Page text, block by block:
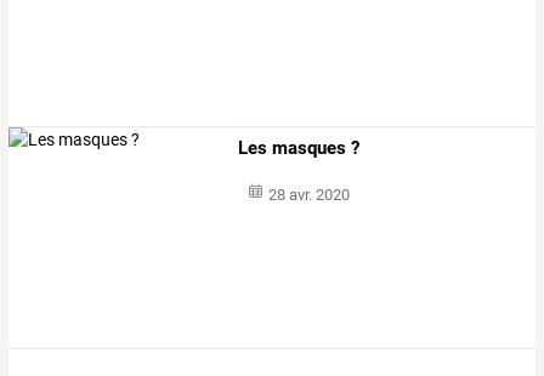
Les masques ?
28 avr. 2020